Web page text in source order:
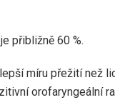
přibližně 60 %.
lepší míru přežitínež
orofaryngeální